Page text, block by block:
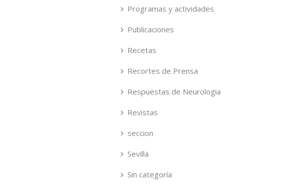
Programas y actividades
Publicaciones
Recetas
Recortes de Prensa
Respuestas de Neurologia
Revistas
seccion
Sevilla
Sin categoría